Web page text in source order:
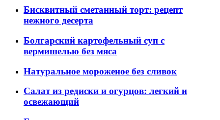
Бисквитный сметанный торт: рецепт
нежного десерта
Болгарский картофельный суп с
вермишелью без мяса
Натуральное мороженое без сливок
Салат из редиски и огурцов: легкий и
освежающий